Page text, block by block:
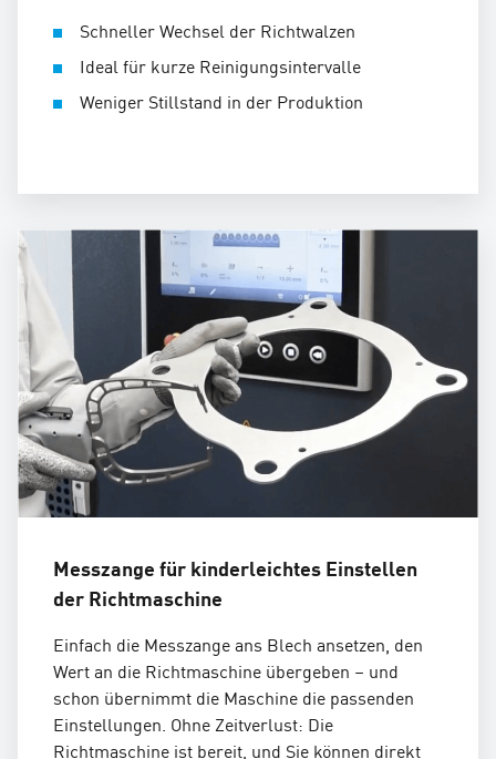
Schneller Wechsel der Richtwalzen
Ideal für kurze Reinigungsintervalle
Weniger Stillstand in der Produktion
Messzange für kinderleichtes Einstellen
der Richtmaschine
Einfach die Messzange ans Blech ansetzen, den
Wert an die Richtmaschine übergeben – und
schon übernimmt die Maschine die passenden
Einstellungen. Ohne Zeitverlust: Die
Richtmaschine ist bereit, und Sie können direkt